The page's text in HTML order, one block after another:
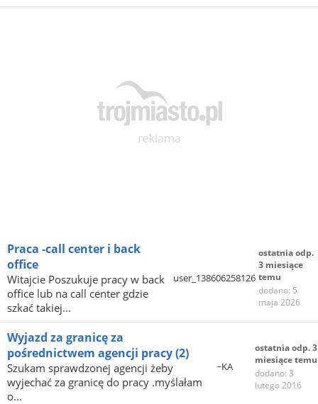
Praca -call center i back
office
Witajcie Poszukuje pracy w back
office lub na call center gdzie
szkać takiej...
user_138606258126
ostatnia odp.
3 miesiące
temu
dodano: 5
maja 2026
Wyjazd za granicę za
pośrednictwem agencji pracy(2)
Szukam sprawdzonej agencji żeby
wyjechać za granicę do pracy .myślałam
o...
~KA
ostatnia odp. 3
miesiące temu
dodano: 3
lutego 2016